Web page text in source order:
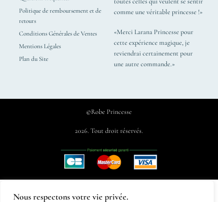
Nous respectons votre vie privée.
Politique de remboursement et de
retours
Conditions Générales de Ventes
Mentions Légales
Plan du Site
comme une véritable princesse !»
«Merci Larana Princesse pour
cette expérience magique, je
reviendrai certainement pour
une autre commande.»
©Robe Princesse
2026. Tout droit réservés.